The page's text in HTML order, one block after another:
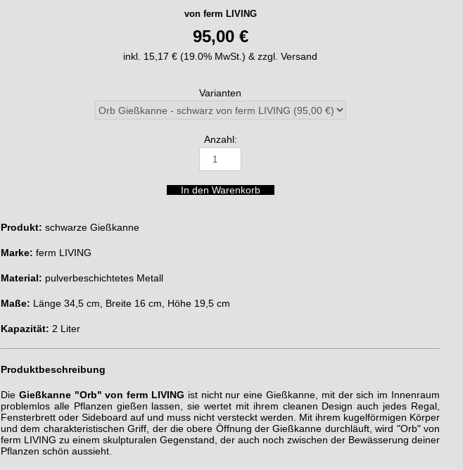
von ferm LIVING
95,00 €
inkl. 15,17 € (19.0% MwSt.) & zzgl. Versand
Varianten
Anzahl:
Produkt: schwarze Gießkanne
Marke: ferm LIVING
Material: pulverbeschichtetes Metall
Maße: Länge 34,5 cm, Breite 16 cm, Höhe 19,5 cm
Kapazität: 2 Liter
Produktbeschreibung
Die Gießkanne "Orb" von ferm LIVING ist nicht nur eine Gießkanne, mit der sich im Innenraum
problemlos alle Pflanzen gießen lassen, sie wertet mit ihrem cleanen Design auch jedes Regal,
Fensterbrett oder Sideboard auf und muss nicht versteckt werden. Mit ihrem kugelförmigen Körper
und dem charakteristischen Griff, der die obere Öffnung der Gießkanne durchläuft, wird "Orb" von
ferm LIVING zu einem skulpturalen Gegenstand, der auch noch zwischen der Bewässerung deiner
Pflanzen schön aussieht.